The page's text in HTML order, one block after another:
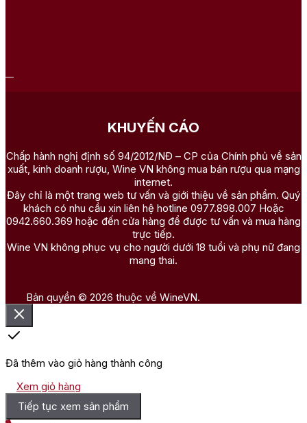
KHUYẾN CÁO
Chấp hành nghị định số 94/2012/NĐ – CP của Chính phủ về sản
xuất, kinh doanh rượu, Wine VN không mua bán rượu qua mạng
internet.
Đây chỉ là một trang web tư vấn và giới thiệu về sản phẩm. Quý
khách có nhu cầu xin liên hệ hotline 0977.898.007 Hoặc
0942.660.369 hoặc đến cửa hàng để được tư vấn và mua hàng
trực tiếp.
Wine VN không phục vụ cho người dưới 18 tuổi và phụ nữ đang
mang thai.
Bản quyền © 2026 thuộc về WineVN.
Đã thêm vào giỏ hàng thành công
Xem giỏ hàng
Tiếp tục xem sản phẩm